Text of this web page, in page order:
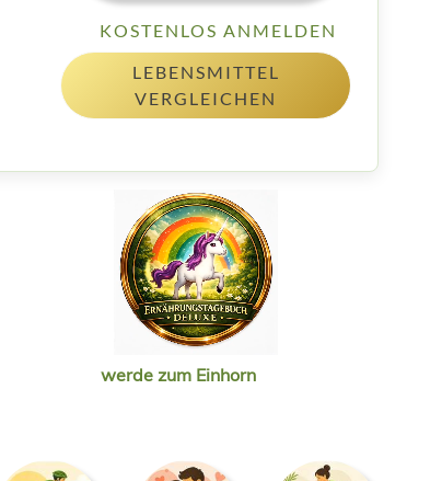
KOSTENLOS ANMELDEN
LEBENSMITTEL
VERGLEICHEN
werde zum Einhorn